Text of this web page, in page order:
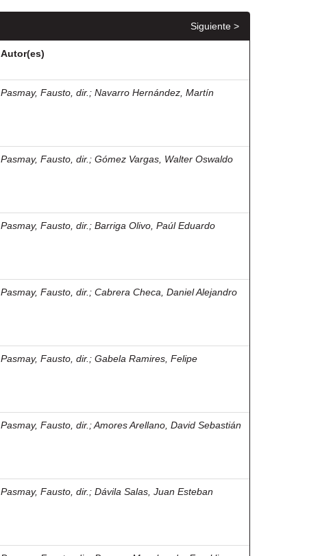
Siguiente >
Autor(es)
Pasmay, Fausto, dir. ; Navarro Hernández, Martín
Pasmay, Fausto, dir. ; Gómez Vargas, Walter Oswaldo
Pasmay, Fausto, dir. ; Barriga Olivo, Paúl Eduardo
Pasmay, Fausto, dir. ; Cabrera Checa, Daniel Alejandro
Pasmay, Fausto, dir. ; Gabela Ramires, Felipe
Pasmay, Fausto, dir. ;Amores Arellano, David Sebastián
Pasmay, Fausto, dir. ; Dávila Salas, Juan Esteban